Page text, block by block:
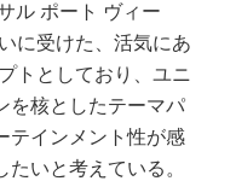
ル ポート ヴィー
に受けた、活気にあ
トとしており、ユニ
を核としたテーマパ
テインメント性が感
いと考えている。